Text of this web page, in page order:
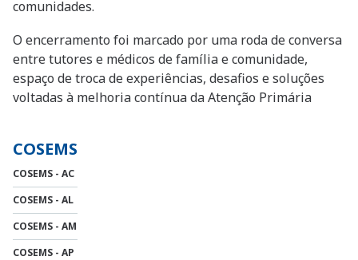
comunidades.
O encerramento foi marcado por uma roda de conversa
entre tutores e médicos de família e comunidade,
espaço de troca de experiências, desafios e soluções
voltadas à melhoria contínua da Atenção Primária
COSEMS
COSEMS - AC
COSEMS - AL
COSEMS - AM
COSEMS - AP